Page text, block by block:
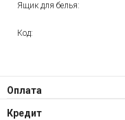
Ящик для белья:
Код:
Оплата
Кредит